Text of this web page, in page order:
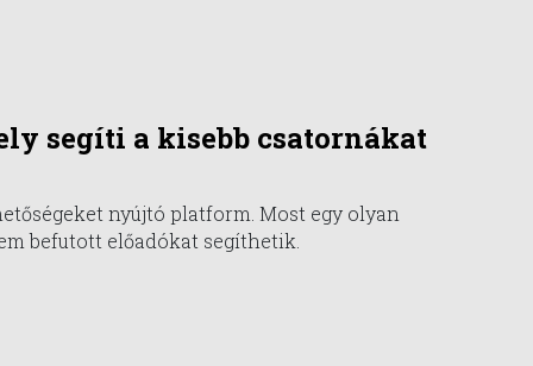
segíti a kisebb csatornákat
nyújtó platform. Most egy olyan
befutott előadókat segíthetik.